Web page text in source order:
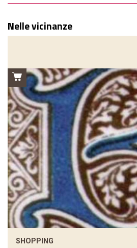
Nelle vicinanze
SHOPPING